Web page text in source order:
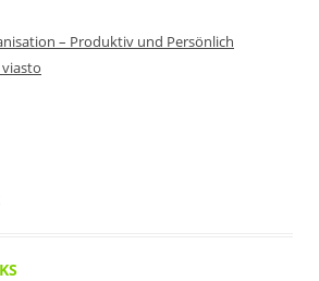
– Produktiv und Persönlich